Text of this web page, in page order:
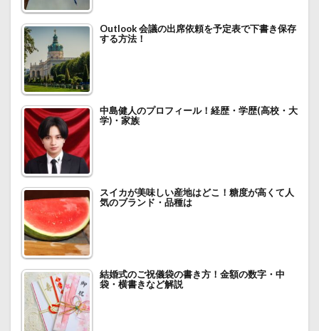
Outlook 会議の出席依頼を予定表で下書き保存
する方法！
中島健人のプロフィール！経歴・学歴(高校・大
学)・家族
スイカが美味しい産地はどこ！糖度が高くて人
気のブランド・品種は
結婚式のご祝儀袋の書き方！金額の数字・中
袋・横書きなど解説